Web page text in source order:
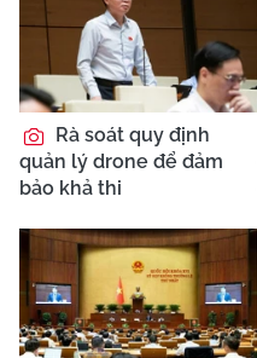
Rà soát quy định
quản lý drone để đảm
bảo khả thi